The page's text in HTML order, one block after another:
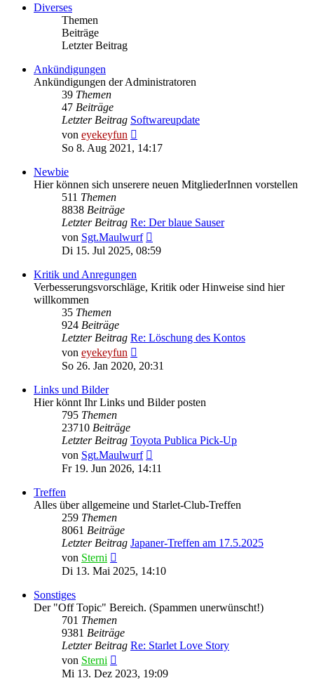
Diverses
Themen
Beiträge
Letzter Beitrag
Ankündigungen
Ankündigungen der Administratoren
39 Themen
47 Beiträge
Letzter Beitrag Softwareupdate
von eyekeyfun
Beitrag
So 8. Aug 2021, 14:17
Newbie
Hier können sich unserere neuen MitgliederInnen vorstellen
511 Themen
8838 Beiträge
Letzter Beitrag Re: Der blaue Sauser
von Sgt.Maulwurf
Beitrag
Di 15. Jul 2025, 08:59
Kritik und Anregungen
Verbesserungsvorschläge, Kritik oder Hinweise sind hier
willkommen
35 Themen
924 Beiträge
Letzter Beitrag Re: Löschung des Kontos
von eyekeyfun
Beitrag
So 26. Jan 2020, 20:31
Links und Bilder
Hier könnt Ihr Links und Bilder posten
795 Themen
23710 Beiträge
Letzter Beitrag Toyota Publica Pick-Up
von Sgt.Maulwurf
Beitrag
Fr 19. Jun 2026, 14:11
Treffen
Alles über allgemeine und Starlet-Club-Treffen
259 Themen
8061 Beiträge
Letzter Beitrag Japaner-Treffen am 17.5.2025
von Sterni
Beitrag
Di 13. Mai 2025, 14:10
Sonstiges
Der "Off Topic" Bereich. (Spammen unerwünscht!)
701 Themen
9381 Beiträge
Letzter Beitrag Re: Starlet Love Story
von Sterni
Beitrag
Mi 13. Dez 2023, 19:09